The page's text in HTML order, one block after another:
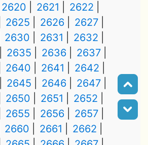
2620 2621
2622
2625 2626
2627
2630 2631
2632
2635 2636
2637
2640 2641
2642
2645 2646
2647
2650 2651
2652
2655 2656
2657
2660 2661
2662